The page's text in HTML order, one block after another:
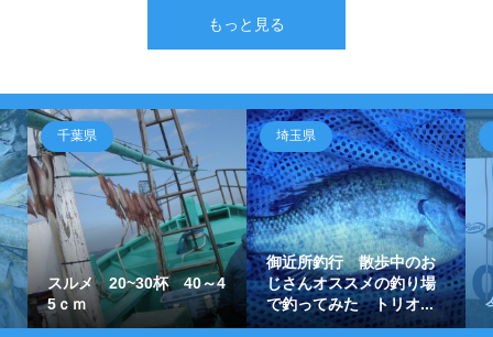
もっと見る
千葉県
スルメ 20~30杯 40～4
5ｃｍ
埼玉県
御近所釣行 散歩中のお
じさんオススメの釣り場
で釣ってみた トリオ...